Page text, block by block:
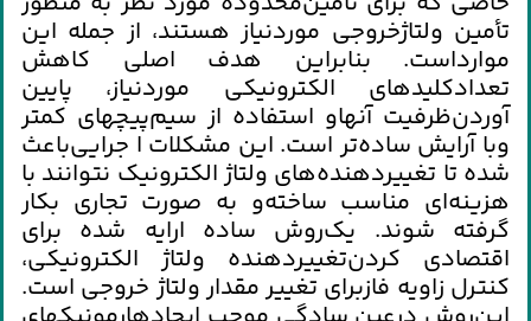
تأمين‌ ولتاژخروجي‌ موردنياز هستند، از جمله‌ اين‌
موارداست‌. بنابراين‌ هدف‌ اصلي‌ كاهش‌
تعدادكليدهاي‌ الكترونيكي‌ موردنياز، پايين‌
آوردن‌ظرفيت‌ آنهاو استفاده‌ از سيم‌پيچهاي‌ كمتر
وبا آرايش‌ ساده‌تر است‌. اين‌ مشكلات‌ ا جرايي‌باعث‌
شده‌ تا تغييردهنده‌هاي‌ ولتاژ الكترونيك‌ نتوانند با
هزينه‌اي‌ مناسب‌ ساخته‌و به‌ صورت‌ تجاري‌ بكار
گرفته‌ شوند. يك‌روش‌ ساده‌ ارايه‌ شده‌ براي‌
اقتصادي‌ كردن‌تغييردهنده‌ ولتاژ الكترونيكي‌،
كنترل‌ زاويه‌ فازبراي‌ تغيير مقدار ولتاژ خروجي‌ است‌.